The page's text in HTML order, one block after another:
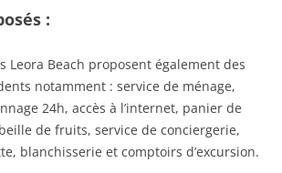
:
Leora Beach proposent également des
notamment : service de ménage,
24h, accès à l’internet, panier de
de fruits, service de conciergerie,
blanchisserie et comptoirs d’excursion.